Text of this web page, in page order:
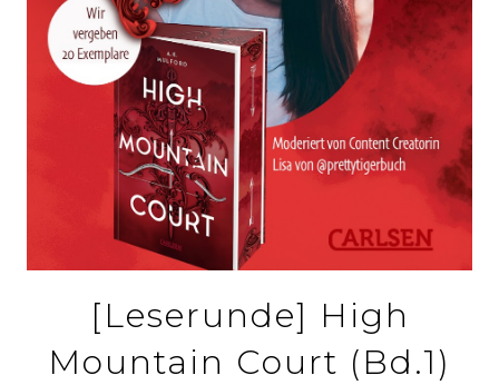
[Leserunde] High
Mountain Court (Bd.1)